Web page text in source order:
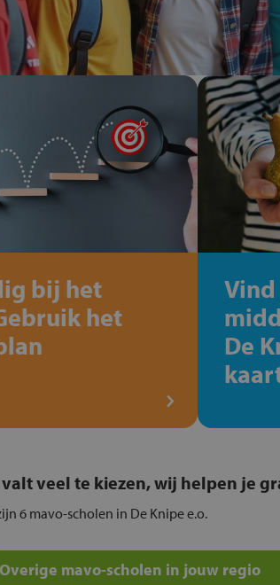
bij het
het
De
valt veel te kiezen, wij helpen je
6 mavo-scholen in De Knipe e.o.
Overige mavo-scholen in jouw regio